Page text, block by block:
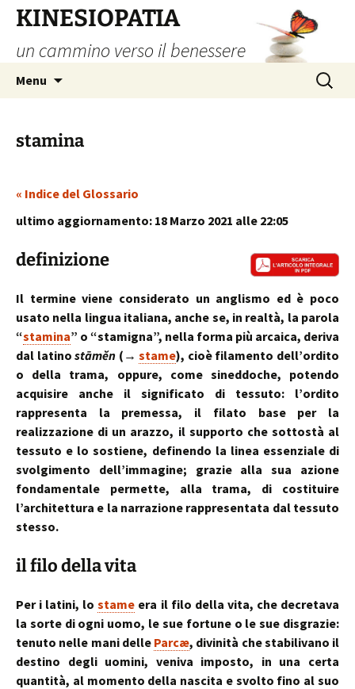
contenuto
KINESIOPATIA
un cammino verso il benessere
Menu
Ricerca
per:
stamina
« Indice del Glossario
ultimo aggiornamento: 18 Marzo 2021 alle 22:05
definizione
Il termine viene considerato un anglismo ed è poco
usato nella lingua italiana, anche se, in realtà, la parola
“stamina” o “stamigna”, nella forma più arcaica, deriva
dal latinostāmĕn (→stame), cioè filamento dell’ordito
o della trama, oppure, come sineddoche, potendo
acquisire anche il significato di tessuto: l’ordito
rappresenta la premessa, il filato base per la
realizzazione di un arazzo, il supporto che sottostà al
tessuto e lo sostiene, definendo la linea essenziale di
svolgimento dell’immagine; grazie alla sua azione
fondamentale permette, alla trama, di costituire
l’architettura e la narrazione rappresentata dal tessuto
stesso.
il filo della vita
Per i latini, lostame era il filo della vita, che decretava
la sorte di ogni uomo, le sue fortune o le sue disgrazie:
tenuto nelle mani delle Parcæ, divinità che stabilivano il
destino degli uomini, veniva imposto, in una certa
quantità, al momento della nascita e svolto fino al suo